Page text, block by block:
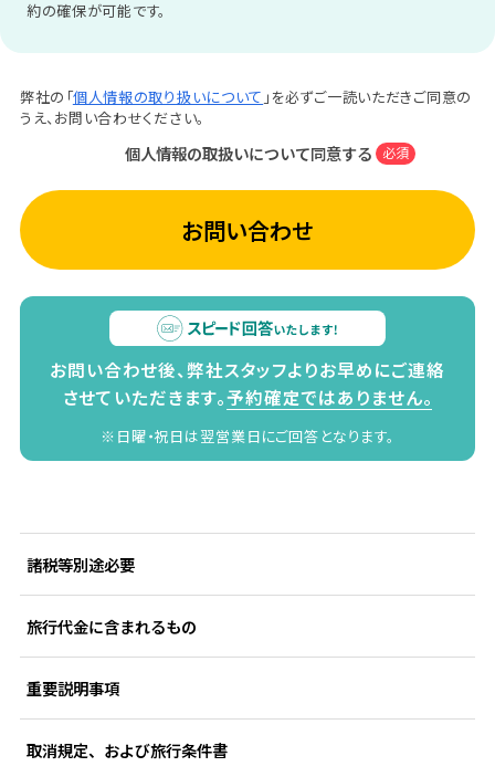
約の確保が可能です。
弊社の「個人情報の取り扱いについて 」を必ずご一読いただきご同意の
うえ、お問い合わせください。
個人情報の取扱いについて同意する 必須
お問い合わせ
お問い合わせ後、弊社スタッフよりお早めにご連絡
させていただきます。予約確定ではありません。
※日曜・祝日は翌営業日にご回答となります。
諸税等別途必要
旅行代金に含まれるもの
重要説明事項
取消規定、および旅行条件書